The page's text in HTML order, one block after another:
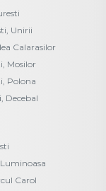
Unirii
Calarasilor
Mosilor
Polona
Decebal
Carol